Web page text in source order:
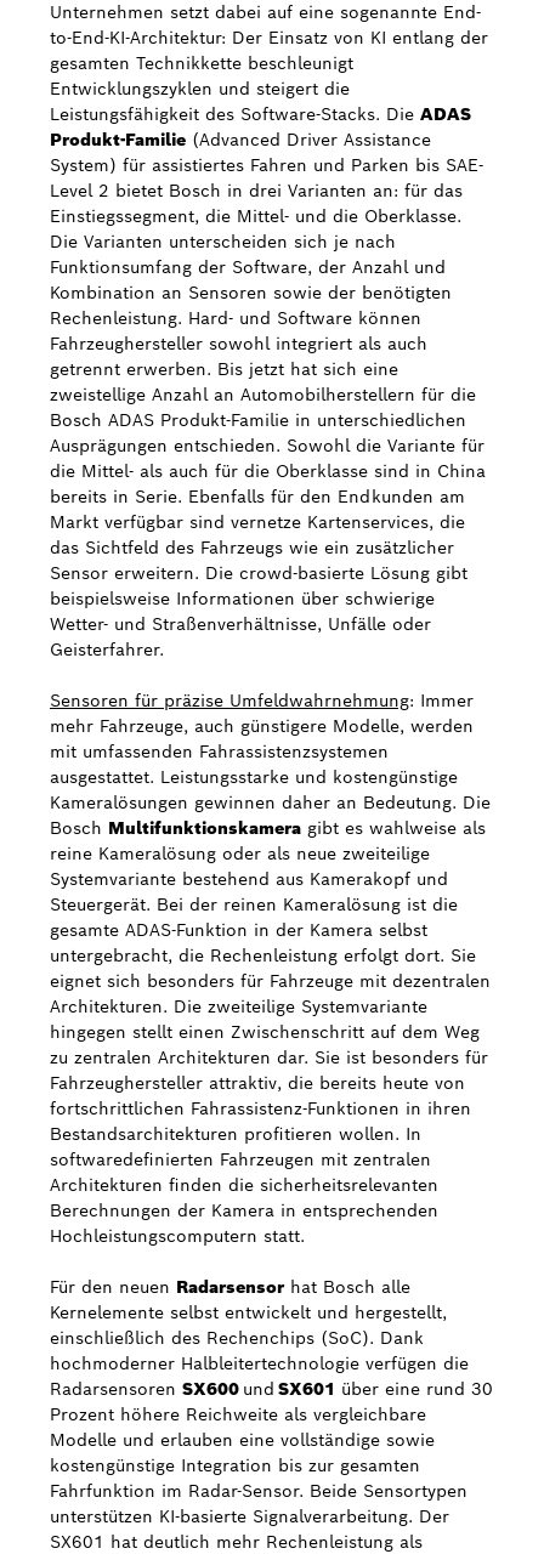
Unternehmen setzt dabei auf eine sogenannte End-
to-End-KI-Architektur: Der Einsatz von KI entlang der
gesamten Technikkette beschleunigt
Entwicklungszyklen und steigert die
Leistungsfähigkeit des Software-Stacks. Die ADAS
Produkt-Familie (Advanced Driver Assistance
System) für assistiertes Fahren und Parken bis SAE-
Level 2 bietet Bosch in drei Varianten an: für das
Einstiegssegment, die Mittel- und die Oberklasse.
Die Varianten unterscheiden sich je nach
Funktionsumfang der Software, der Anzahl und
Kombination an Sensoren sowie der benötigten
Rechenleistung. Hard- und Software können
Fahrzeughersteller sowohl integriert als auch
getrennt erwerben. Bis jetzt hat sich eine
zweistellige Anzahl an Automobilherstellern für die
Bosch ADAS Produkt-Familie in unterschiedlichen
Ausprägungen entschieden. Sowohl die Variante für
die Mittel- als auch für die Oberklasse sind in China
bereits in Serie. Ebenfalls für den Endkunden am
Markt verfügbar sind vernetze Kartenservices, die
das Sichtfeld des Fahrzeugs wie ein zusätzlicher
Sensor erweitern. Die crowd-basierte Lösung gibt
beispielsweise Informationen über schwierige
Wetter- und Straßenverhältnisse, Unfälle oder
Geisterfahrer.
Sensoren für präzise Umfeldwahrnehmung: Immer
mehr Fahrzeuge, auch günstigere Modelle, werden
mit umfassenden Fahrassistenzsystemen
ausgestattet. Leistungsstarke und kostengünstige
Kameralösungen gewinnen daher an Bedeutung. Die
Bosch Multifunktionskamera gibt es wahlweise als
reine Kameralösung oder als neue zweiteilige
Systemvariante bestehend aus Kamerakopf und
Steuergerät. Bei der reinen Kameralösung ist die
gesamte ADAS-Funktion in der Kamera selbst
untergebracht, die Rechenleistung erfolgt dort. Sie
eignet sich besonders für Fahrzeuge mit dezentralen
Architekturen. Die zweiteilige Systemvariante
hingegen stellt einen Zwischenschritt auf dem Weg
zu zentralen Architekturen dar. Sie ist besonders für
Fahrzeughersteller attraktiv, die bereits heute von
fortschrittlichen Fahrassistenz-Funktionen in ihren
Bestandsarchitekturen profitieren wollen. In
softwaredefinierten Fahrzeugen mit zentralen
Architekturen finden die sicherheitsrelevanten
Berechnungen der Kamera in entsprechenden
Hochleistungscomputern statt.
Für den neuen Radarsensorhat Bosch alle
Kernelemente selbst entwickelt und hergestellt,
einschließlich des Rechenchips (SoC). Dank
hochmoderner Halbleitertechnologie verfügen die
Radarsensoren SX600 und SX601 über eine rund 30
Prozent höhere Reichweite als vergleichbare
Modelle und erlauben eine vollständige sowie
kostengünstige Integration bis zur gesamten
Fahrfunktion im Radar-Sensor. Beide Sensortypen
unterstützen KI-basierte Signalverarbeitung. Der
SX601 hat deutlich mehr Rechenleistung als